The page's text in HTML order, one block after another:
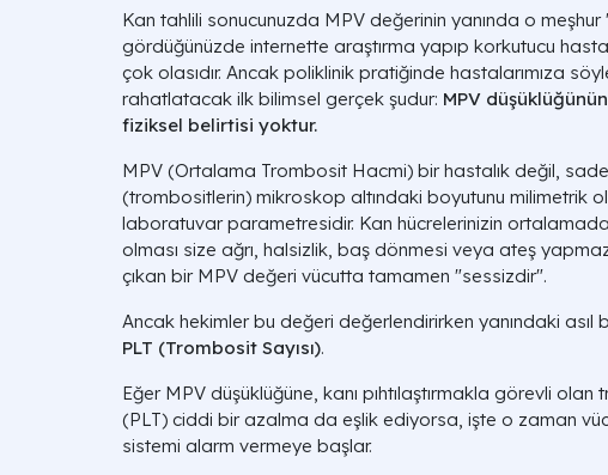
Kan tahlili sonucunuzda MPV değerinin yanında o meşhur
gördüğünüzde internette araştırma yapıp korkutucu
çok olasıdır. Ancak poliklinik pratiğinde hastalarımıza
rahatlatacak ilk bilimsel gerçek şudur: MPV
fiziksel belirtisi yoktur.
MPV (Ortalama Trombosit Hacmi) bir hastalık değil,
(trombositlerin) mikroskop altındaki boyutunu milimetrik
laboratuvar parametresidir. Kan hücrelerinizin
olması size ağrı, halsizlik, baş dönmesi veya ateş
çıkan bir MPV değeri vücutta tamamen "sessizdir".
Ancak hekimler bu değeri değerlendirirken yanındaki asıl
PLT (Trombosit Sayısı).
Eğer MPV düşüklüğüne, kanı pıhtılaştırmakla görevli olan
(PLT) ciddi bir azalma da eşlik ediyorsa, işte o zaman
sistemi alarm vermeye başlar.